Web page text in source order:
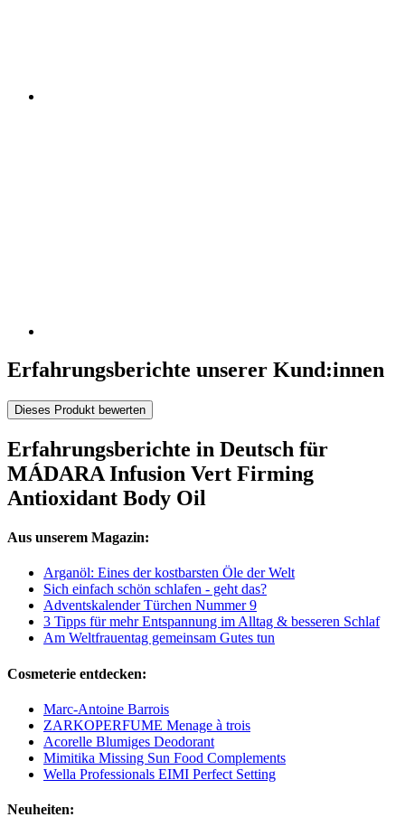
Erfahrungsberichte unserer Kund:innen
Dieses Produkt bewerten
Erfahrungsberichte in Deutsch für
MÁDARA Infusion Vert Firming
Antioxidant Body Oil
Aus unserem Magazin:
Arganöl: Eines der kostbarsten Öle der Welt
Sich einfach schön schlafen - geht das?
Adventskalender Türchen Nummer 9
3 Tipps für mehr Entspannung im Alltag & besseren Schlaf
Am Weltfrauentag gemeinsam Gutes tun
Cosmeterie entdecken:
Marc-Antoine Barrois
ZARKOPERFUME Menage à trois
Acorelle Blumiges Deodorant
Mimitika Missing Sun Food Complements
Wella Professionals EIMI Perfect Setting
Neuheiten: